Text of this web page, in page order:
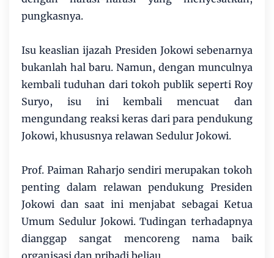
pungkasnya.
Isu keaslian ijazah Presiden Jokowi sebenarnya
bukanlah hal baru. Namun, dengan munculnya
kembali tuduhan dari tokoh publik seperti Roy
Suryo, isu ini kembali mencuat dan
mengundang reaksi keras dari para pendukung
Jokowi, khususnya relawan Sedulur Jokowi.
Prof. Paiman Raharjo sendiri merupakan tokoh
penting dalam relawan pendukung Presiden
Jokowi dan saat ini menjabat sebagai Ketua
Umum Sedulur Jokowi. Tudingan terhadapnya
dianggap sangat mencoreng nama baik